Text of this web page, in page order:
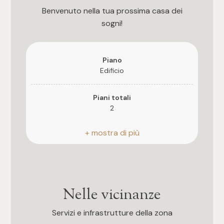
Benvenuto nella tua prossima casa dei
sogni!
Piano
Edificio
Piani totali
2
Riscaldamento
Autonomo
Esposizione
Nelle vicinanze
Servizi e infrastrutture della zona
Altre